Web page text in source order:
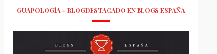
GUAPOLOGÍA – BLOGDESTACADO EN BLOGS ESPAÑA